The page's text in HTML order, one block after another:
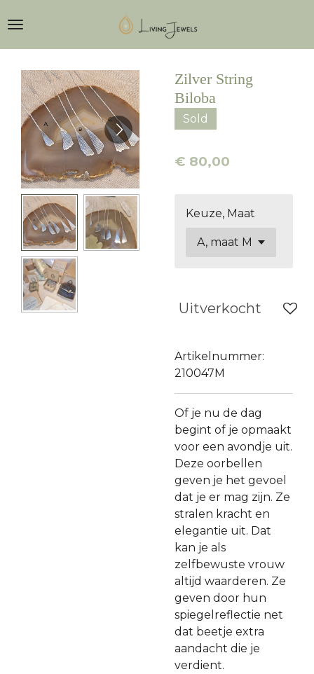
direct
naar
hoofdinhoud
Zilver String
Biloba
Sold
€ 80,00
Keuze, Maat
Uitverkocht
Artikelnummer:
210047M
Of je nu de dag
begint of je opmaakt
voor een avondje uit.
Deze oorbellen
geven je het gevoel
dat je er mag zijn. Ze
stralen kracht en
elegantie uit. Dat
kan je als
zelfbewuste vrouw
altijd waarderen. Ze
geven door hun
spiegelreflectie net
dat beetje extra
aandacht die je
verdient.